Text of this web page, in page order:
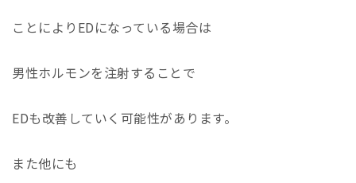
ことによりEDになっている場合は
男性ホルモンを注射することで
EDも改善していく可能性があります。
また他にも